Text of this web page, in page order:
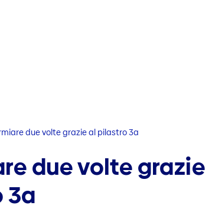
due volte grazie al pilastro 3a
due volte grazie
3a